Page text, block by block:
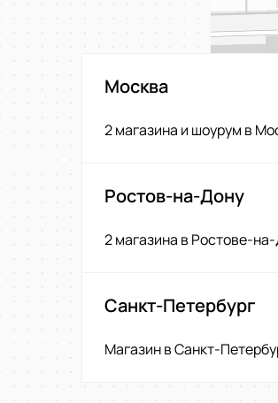
Москва
2 магазина и шоурум в
Ростов-на-Дону
2 магазина в Ростове-
Санкт-Петербург
Магазин в Санкт-